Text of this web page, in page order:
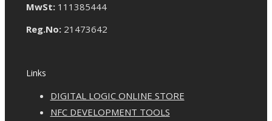
MwSt:111385444
Reg.No:21473642
Links
DIGITAL LOGIC ONLINE STORE
NFC DEVELOPMENT TOOLS